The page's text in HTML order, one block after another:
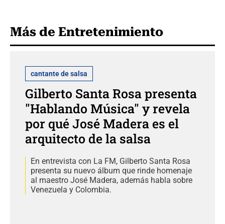
Más de Entretenimiento
cantante de salsa
Gilberto Santa Rosa presenta
"Hablando Música" y revela
por qué José Madera es el
arquitecto de la salsa
En entrevista con La FM, Gilberto Santa Rosa
presenta su nuevo álbum que rinde homenaje
al maestro José Madera, además habla sobre
Venezuela y Colombia.